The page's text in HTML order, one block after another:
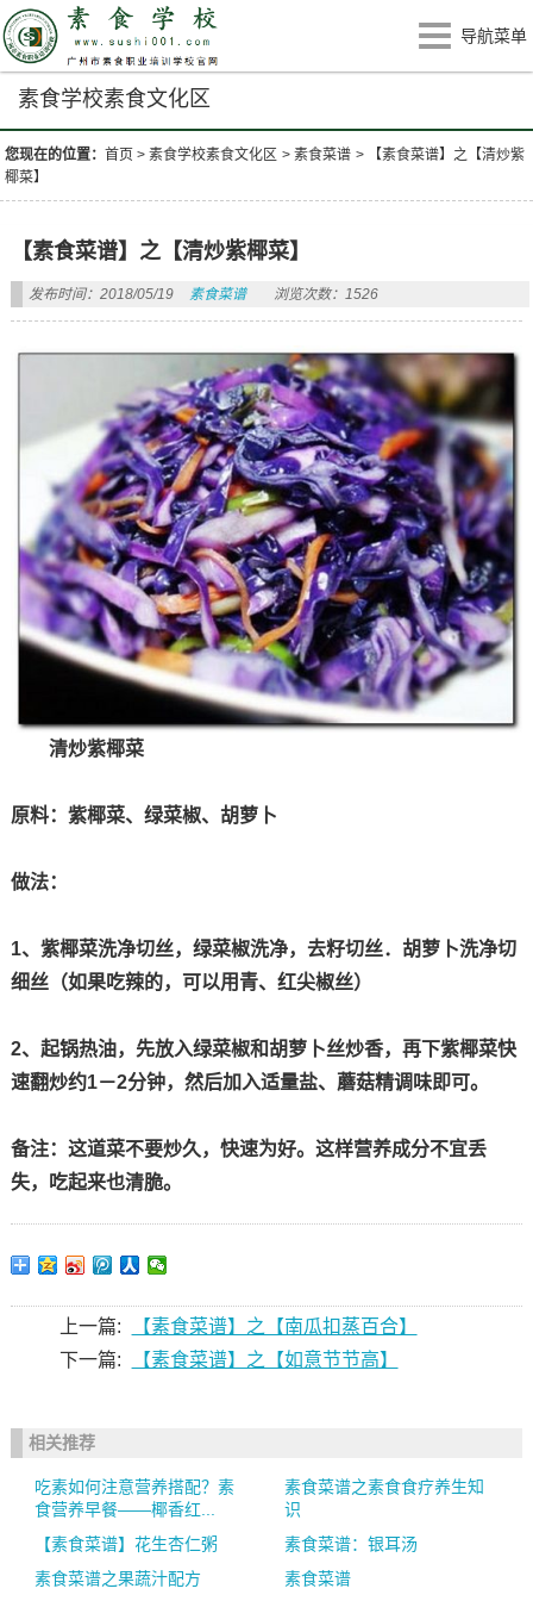
导航菜单
素食学校素食文化区
您现在的位置：首页 >素食学校素食文化区 >素食菜谱 >
【素食菜谱】之【清炒紫
椰菜】
【素食菜谱】之【清炒紫椰菜】
发布时间：2018/05/19 素食菜谱 浏览次数：1526
清炒紫椰菜
原料：紫椰菜、绿菜椒、胡萝卜
做法：
1、紫椰菜洗净切丝，绿菜椒洗净，去籽切丝．胡萝卜洗净切
细丝（如果吃辣的，可以用青、红尖椒丝）
2、起锅热油，先放入绿菜椒和胡萝卜丝炒香，再下紫椰菜快
速翻炒约1－2分钟，然后加入适量盐、蘑菇精调味即可。
备注：这道菜不要炒久，快速为好。这样营养成分不宜丢
失，吃起来也清脆。
上一篇:
【素食菜谱】之【南瓜扣蒸百合】
下一篇:
【素食菜谱】之【如意节节高】
相关推荐
吃素如何注意营养搭配？素
食营养早餐——椰香红...
素食菜谱之素食食疗养生知
识
【素食菜谱】花生杏仁粥
素食菜谱：银耳汤
素食菜谱之果蔬汁配方
素食菜谱